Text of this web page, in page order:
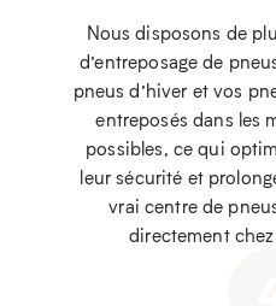
Nous disposons de
d’entreposage de
pneus d’hiver et vos
entreposés dans les
possibles, ce qui
leur sécurité et
vrai centre de
directement